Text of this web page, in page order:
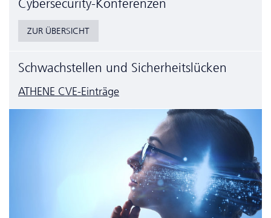
Cyber­security-Konferenzen
ZUR ÜBERSICHT
Schwachstellen und Sicherheitslücken
ATHENE CVE-Einträge